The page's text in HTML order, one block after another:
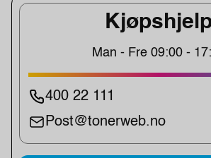
Man - Fre 09:00 -
400 22 111
Post@tonerweb.no